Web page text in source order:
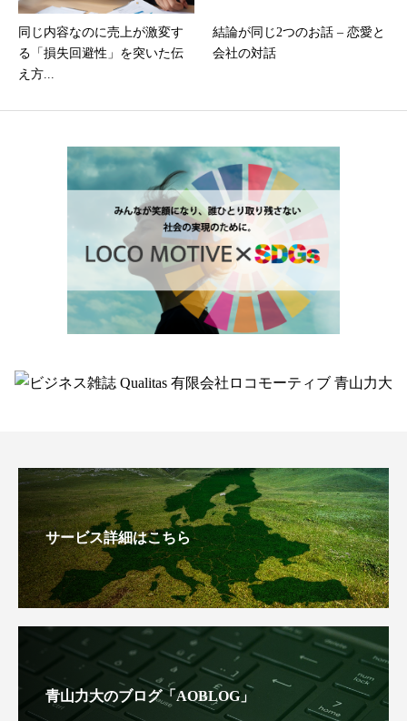
同じ内容なのに売上が激変す
る「損失回避性」を突いた伝
え方...
結論が同じ2つのお話 – 恋愛と
会社の対話
サービス詳細はこちら
青山力大のブログ「AOBLOG」